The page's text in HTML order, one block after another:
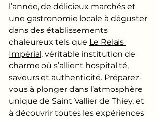
l’année, de délicieux marchés et
une gastronomie locale à déguster
dans des établissements
chaleureux tels que Le Relais
Impérial, véritable institution de
charme où s’allient hospitalité,
saveurs et authenticité. Préparez-
vous à plonger dans l’atmosphère
unique de Saint Vallier de Thiey, et
à découvrir toutes les expériences